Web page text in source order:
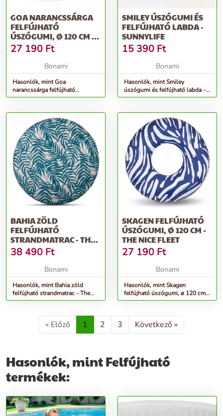
GOA NARANCSSÁRGA
FELFÚJHATÓ
ÚSZÓGUMI, Ø 120 CM -
THE NICE FLEET
27 190 Ft
Bonami
Hasonlók, mint Goa
narancssárga felfújható
úszógumi, ø 120 cm - The Nice
SMILEY ÚSZÓGUMI ÉS
FELFÚJHATÓ LABDA -
SUNNYLIFE
15 390 Ft
Bonami
Hasonlók, mint Smiley
úszógumi és felfújható labda -
Sunnylife
BAHIA ZÖLD
FELFÚJHATÓ
STRANDMATRAC - THE
NICE FLEET
38 490 Ft
Bonami
Hasonlók, mint Bahia zöld
felfújható strandmatrac - The
Nice Fleet
SKAGEN FELFÚJHATÓ
ÚSZÓGUMI, Ø 120 CM -
THE NICE FLEET
27 190 Ft
Bonami
Hasonlók, mint Skagen
felfújható úszógumi, ø 120 cm -
The Nice Fleet
« Előző 1 2 3 Következő »
Hasonlók, mint Felfújható
termékek: